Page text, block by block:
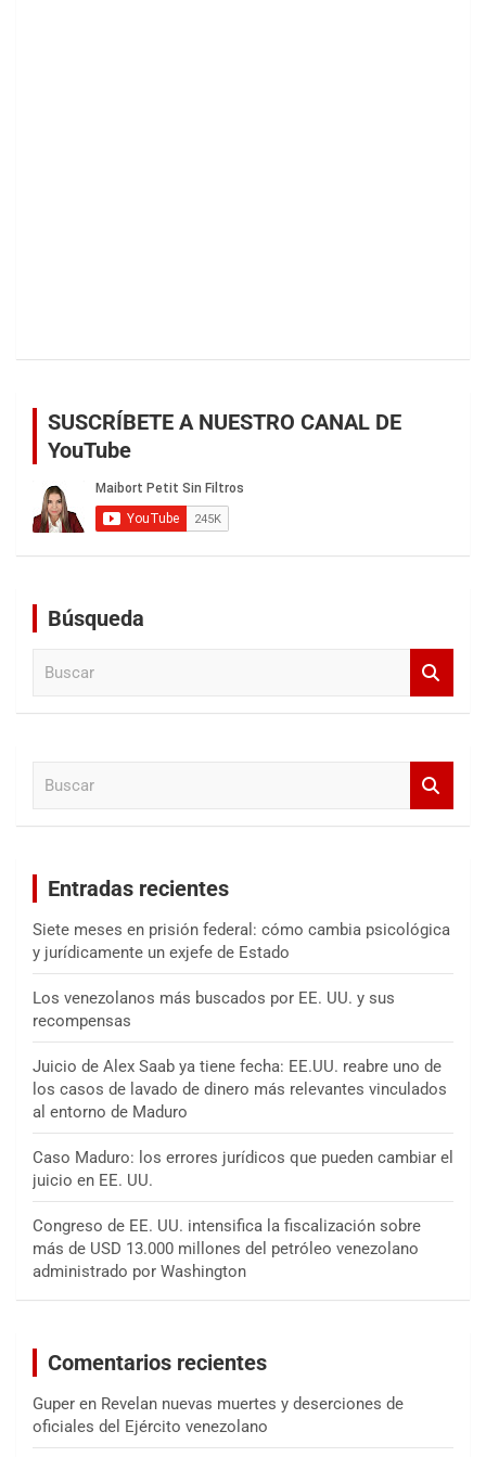
SUSCRÍBETE A NUESTRO CANAL DE
YouTube
Búsqueda
Entradas recientes
Siete meses en prisión federal: cómo cambia psicológica
y jurídicamente un exjefe de Estado
Los venezolanos más buscados por EE. UU. y sus
recompensas
Juicio de Alex Saab ya tiene fecha: EE.UU. reabre uno de
los casos de lavado de dinero más relevantes vinculados
al entorno de Maduro
Caso Maduro: los errores jurídicos que pueden cambiar el
juicio en EE. UU.
Congreso de EE. UU. intensifica la fiscalización sobre
más de USD 13.000 millones del petróleo venezolano
administrado por Washington
Comentarios recientes
Guper en Revelan nuevas muertes y deserciones de
oficiales del Ejército venezolano